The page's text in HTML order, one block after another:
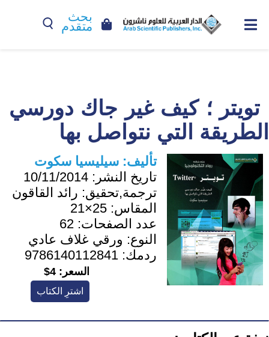
بحث
متقدم
تويتر ؛ كيف غير جاك دورسي
الطريقة التي نتواصل بها
تأليف: سيليسيا سكوت
تاريخ النشر: 10/11/2014
ترجمة,تحقيق: رائد القاقون
المقاس: 25×21
عدد الصفحات: 62
النوع: ورقي غلاف عادي
ردمك: 9786140112841
السعر: 4$
اشترِ الكتاب